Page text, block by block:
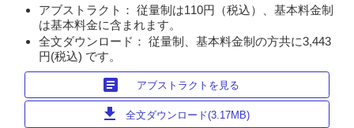
アブストラクト： 従量制は110円（税込）、基本料金制
は基本料金に含まれます。
全文ダウンロード： 従量制、基本料金制の方共に3,443
円(税込) です。
article アブストラクトを見る
download 全文ダウンロード(3.17MB)